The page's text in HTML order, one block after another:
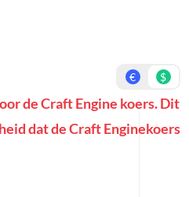
€ $
de Craft Engine koers. Dit
dat de Craft Enginekoers